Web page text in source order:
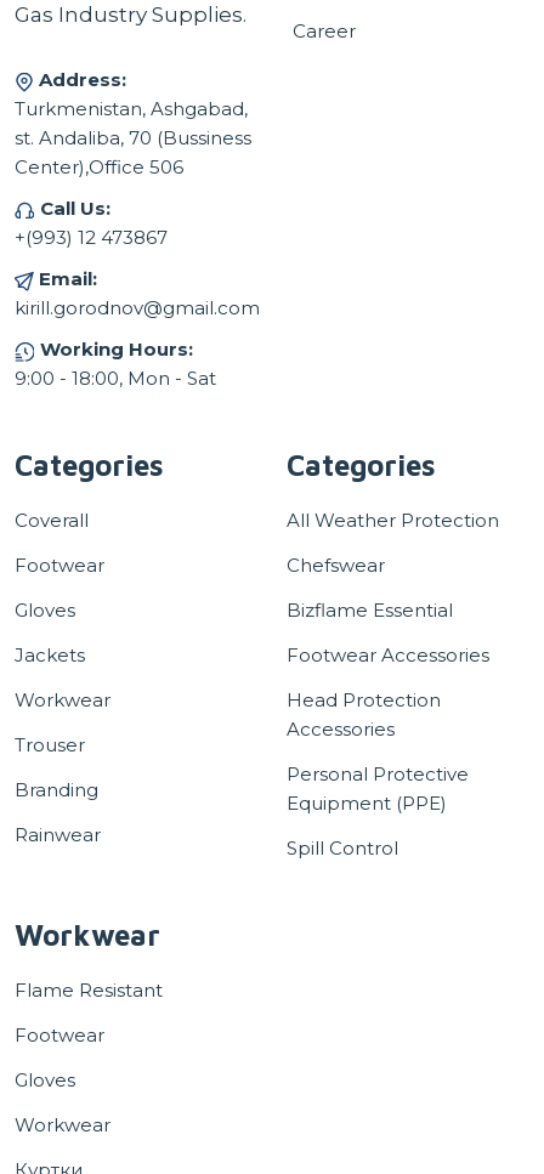
Gas Industry Supplies.
Address:
Turkmenistan, Ashgabad,
st. Andaliba, 70 (Bussiness
Center),Office 506
Call Us:
+(993) 12 473867
Email:
kirill.gorodnov@gmail.com
Working Hours:
9:00 - 18:00, Mon - Sat
Career
Categories
Coverall
Footwear
Gloves
Jackets
Workwear
Trouser
Branding
Rainwear
Categories
All Weather Protection
Chefswear
Bizflame Essential
Footwear Accessories
Head Protection
Accessories
Personal Protective
Equipment (PPE)
Spill Control
Workwear
Flame Resistant
Footwear
Gloves
Workwear